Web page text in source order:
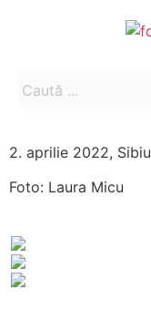
2. aprilie 2022, Sibiu
Foto: Laura Micu